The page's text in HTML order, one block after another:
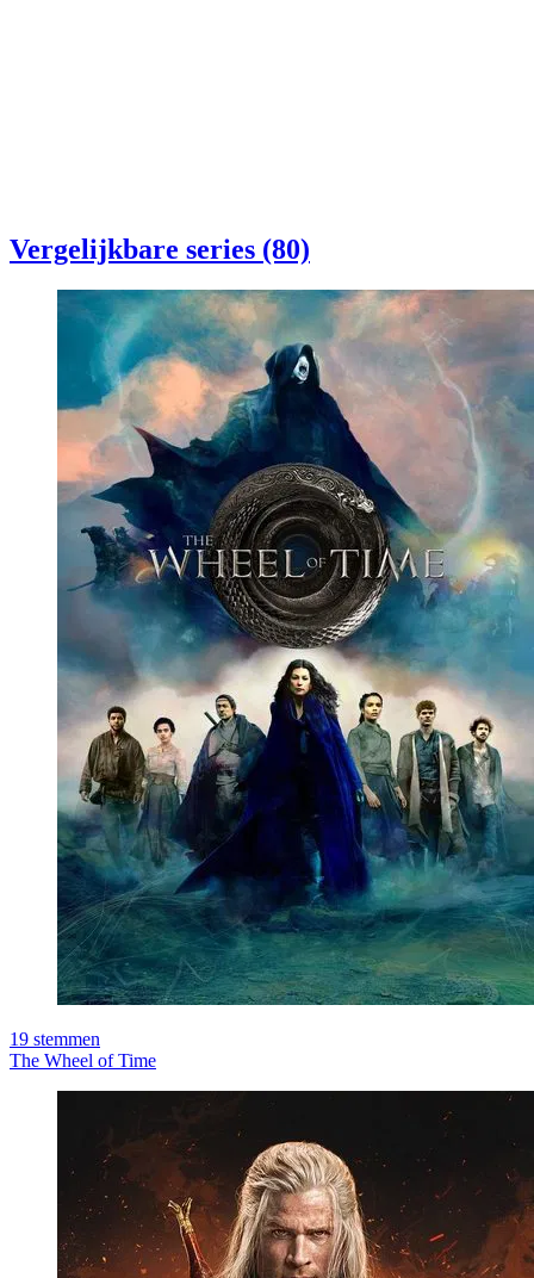
Vergelijkbare series (80)
19 stemmen
The Wheel of Time